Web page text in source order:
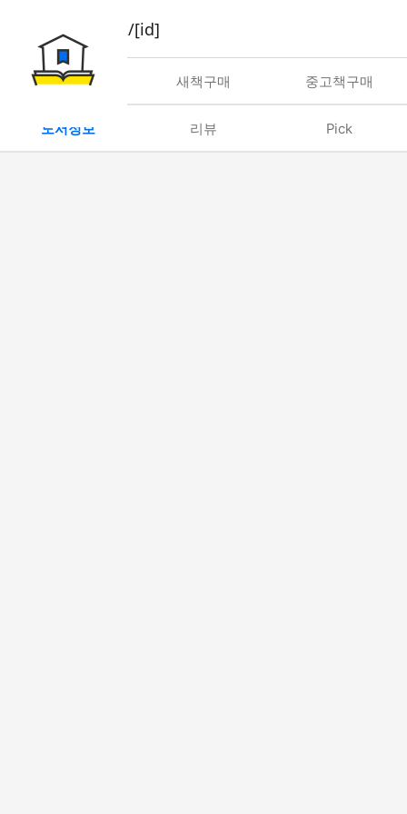
book/rent/[id]
대여 새책구매 중고책구매
도서정보 리뷰 Pick